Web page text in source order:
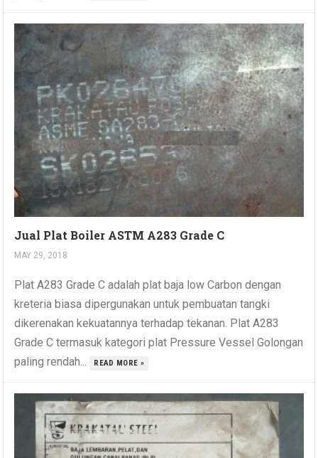
Jual Plat Boiler ASTM A283 Grade C
MAY 29, 2018
Plat A283 Grade C adalah plat baja low Carbon dengan
kreteria biasa dipergunakan untuk pembuatan tangki
dikerenakan kekuatannya terhadap tekanan. Plat A283
Grade C termasuk kategori plat Pressure Vessel Golongan
paling rendah...
READ MORE »